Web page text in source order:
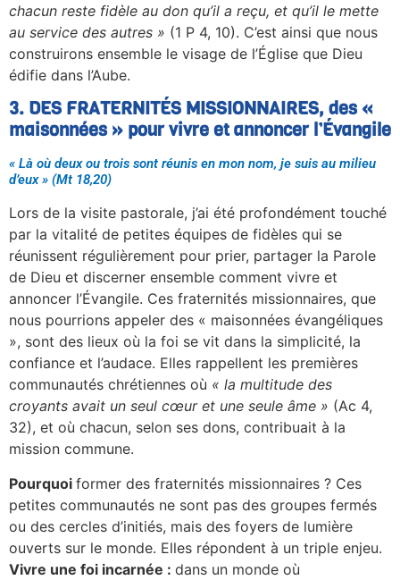
chacun reste fidèle au don qu’il a reçu, et qu’il le mette
au service des autres » (1 P 4, 10). C’est ainsi que nous
construirons ensemble le visage de l’Église que Dieu
édifie dans l’Aube.
3. DES FRATERNITÉS MISSIONNAIRES, des «
maisonnées » pour vivre et annoncer l’Évangile
« Là où deux ou trois sont réunis en mon nom, je suis au milieu
d’eux » (Mt 18,20)
Lors de la visite pastorale, j’ai été profondément touché
par la vitalité de petites équipes de fidèles qui se
réunissent régulièrement pour prier, partager la Parole
de Dieu et discerner ensemble comment vivre et
annoncer l’Évangile. Ces fraternités missionnaires, que
nous pourrions appeler des « maisonnées évangéliques
», sont des lieux où la foi se vit dans la simplicité, la
confiance et l’audace. Elles rappellent les premières
communautés chrétiennes où « la multitude des
croyants avait un seul cœur et une seule âme » (Ac 4,
32), et où chacun, selon ses dons, contribuait à la
mission commune.
Pourquoi former des fraternités missionnaires ? Ces
petites communautés ne sont pas des groupes fermés
ou des cercles d’initiés, mais des foyers de lumière
ouverts sur le monde. Elles répondent à un triple enjeu.
Vivre une foi incarnée : dans un monde où